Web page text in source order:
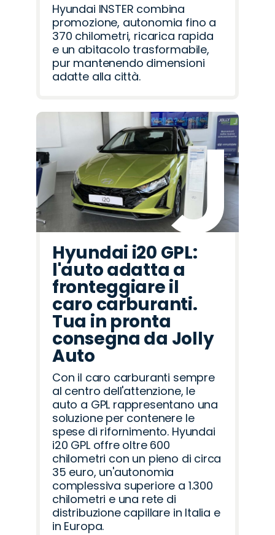
Hyundai INSTER combina
promozione, autonomia fino a
370 chilometri, ricarica rapida
e un abitacolo trasformabile,
pur mantenendo dimensioni
adatte alla città.
Hyundai i20 GPL:
l'auto adatta a
fronteggiare il
caro carburanti.
Tua in pronta
consegna da Jolly
Auto
Con il caro carburanti sempre
al centro dell'attenzione, le
auto a GPL rappresentano una
soluzione per contenere le
spese di rifornimento. Hyundai
i20 GPL offre oltre 600
chilometri con un pieno di circa
35 euro, un'autonomia
complessiva superiore a 1.300
chilometri e una rete di
distribuzione capillare in Italia e
in Europa.